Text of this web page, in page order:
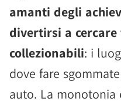
amanti degli
divertirsi a
collezionabili: i
dove fare
auto. La monotonia